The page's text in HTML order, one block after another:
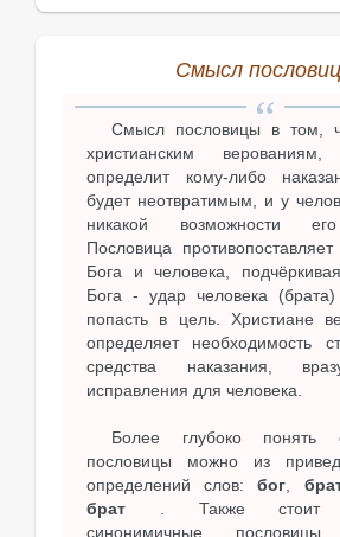
Смысл
Смысл пословицы в том,
христианским
определит кому-либо
будет неотвратимым, и у
никакой возможности
Пословица
Бога и человека,
Бога - удар человека
попасть в цель. Христиане
определяет необходимость
средства наказания,
исправления для человека.
Более глубоко понять
пословицы можно из
определений слов:бог,
брат . Также стоит
синонимичные